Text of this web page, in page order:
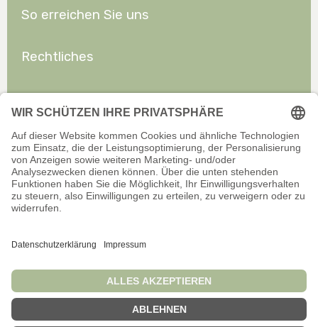
So erreichen Sie uns
Rechtliches
Offizieller Onlineshop für Privatkunden. Alle Preise inkl. gesetzl.
Wir sind stets bemüht, aktuelle und vollständige Informationen auf
Vollständigkeit oder Eignung der Informationen für bestimmte